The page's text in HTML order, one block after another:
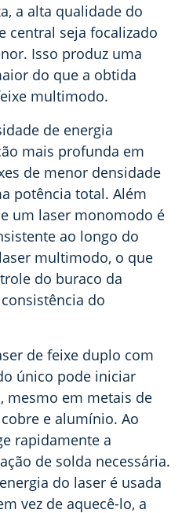
a alta qualidade do
central seja focalizado
Isso produz uma
do que a obtida
multimodo.
de energia
mais profunda em
de menor densidade
potência total. Além
um laser monomodo é
ao longo do
multimodo, o que
do buraco da
do
de feixe duplo com
único pode iniciar
mesmo em metais de
e alumínio. Ao
rapidamente a
de solda necessária.
do laser é usada
vez de aquecê-lo, a